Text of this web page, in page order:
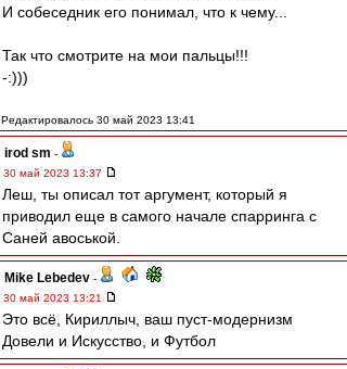
И собеседник его понимал, что к чему...
Так что смотрите на мои пальцы!!!
-:)))
Редактировалось 30 май 2023 13:41
irod sm -
30 май 2023 13:37
Леш, ты описал тот аргумент, который я
приводил еще в самого начале спарринга с
Саней авоськой.
Mike Lebedev -
30 май 2023 13:21
Это всё, Кириллыч, ваш пуст-модернизм
Довели и Искусство, и Футбол